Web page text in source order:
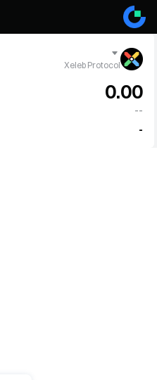
Xeleb Protocol
0.00
--
-